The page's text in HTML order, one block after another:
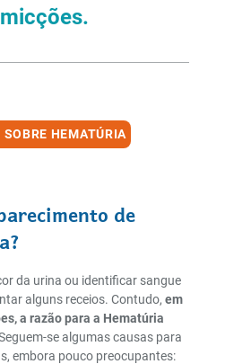
HEMATÚRIA
de
da urina ou identificar sangue
alguns receios. Contudo, em
a razão para a Hematúria
se algumas causas para
embora pouco preocupantes: